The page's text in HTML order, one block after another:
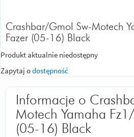
Crashbar/Gmol Sw-Motech
Fazer (05-16) Black
Produkt aktualnie niedostępny
Zapytaj odostępność
Informacje o
Motech Yamaha
(05-16) Black